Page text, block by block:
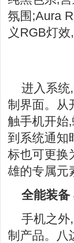
氛围;Aura
义RGB灯
进入系统
制界面。从
触手机开始
到系统通知
标也可更换
雄的专属元
全能装备
手机之外
制产品。八